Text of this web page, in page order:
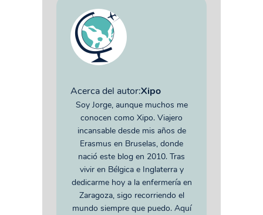
Acerca del autor:Xipo
Soy Jorge, aunque muchos me
conocen como Xipo. Viajero
incansable desde mis años de
Erasmus en Bruselas, donde
nació este blog en 2010. Tras
vivir en Bélgica e Inglaterra y
dedicarme hoy a la enfermería en
Zaragoza, sigo recorriendo el
mundo siempre que puedo. Aquí